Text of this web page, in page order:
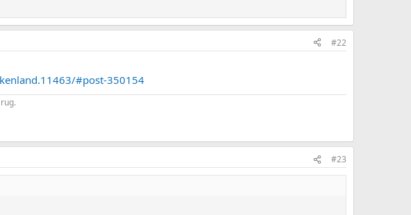
#22
#post-350154
#23